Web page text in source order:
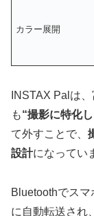
カラー展開
INSTAX Palは
も“撮影に特化
て外すことで、
設計になってい
Bluetoothでス
に自動転送され